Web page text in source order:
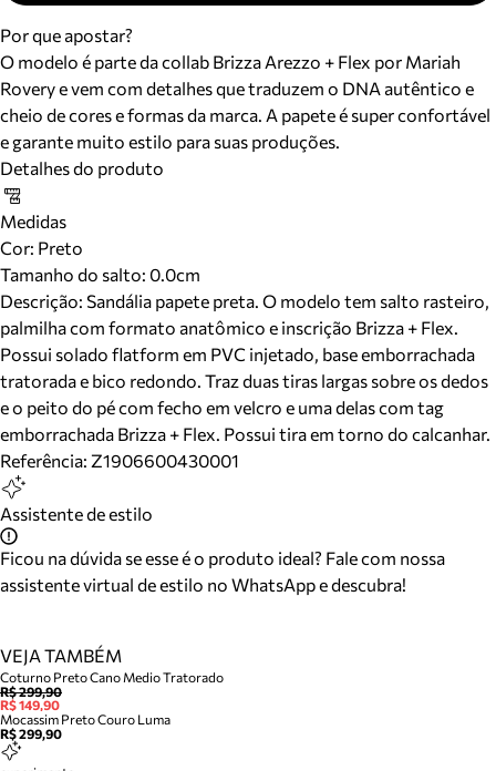
Por que apostar?
O modelo é parte da collab Brizza Arezzo + Flex por Mariah
Rovery e vem com detalhes que traduzem o DNA autêntico e
cheio de cores e formas da marca. A papete é super confortável
e garante muito estilo para suas produções.
Detalhes do produto
Medidas
Cor: Preto
Tamanho do salto: 0.0cm
Descrição: Sandália papete preta. O modelo tem salto rasteiro,
palmilha com formato anatômico e inscrição Brizza + Flex.
Possui solado flatform em PVC injetado, base emborrachada
tratorada e bico redondo. Traz duas tiras largas sobre os dedos
e o peito do pé com fecho em velcro e uma delas com tag
emborrachada Brizza + Flex. Possui tira em torno do calcanhar.
Referência: Z1906600430001
Assistente de estilo
Ficou na dúvida se esse é o produto ideal? Fale com nossa
assistente virtual de estilo no WhatsApp e descubra!
VEJA TAMBÉM
Coturno Preto Cano Medio Tratorado
R$ 299,90
R$ 149,90
Mocassim Preto Couro Luma
R$ 299,90